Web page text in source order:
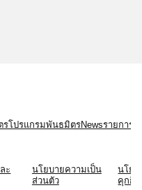
รโปรแกรมพันธมิตรNewsรายการ
ะ
นโยบายความเป็น
ส่วนตัว
นโยบ
คุกกี้